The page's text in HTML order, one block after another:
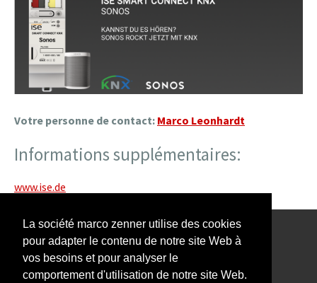
La société marco zenner utilise des cookies
pour adapter le contenu de notre site Web à
vos besoins et pour analyser le
comportement d'utilisation de notre site Web.
Votre personne de contact: Marco Leonhardt
Informations supplémentaires:
www.ise.de
Notre Newsletter vous intéresse?